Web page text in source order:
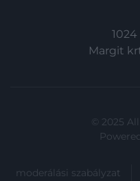
Margit
© 2025
moderálási szabályzat